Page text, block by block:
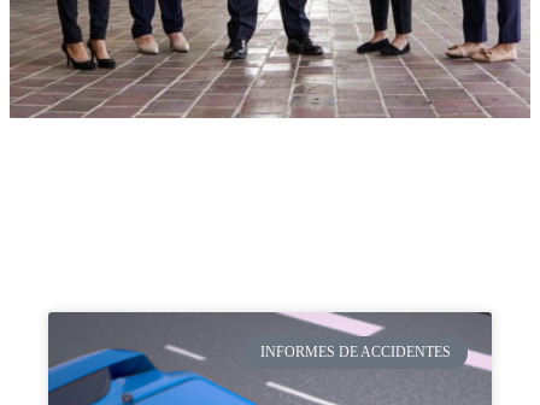
INFORMES DE ACCIDENTES